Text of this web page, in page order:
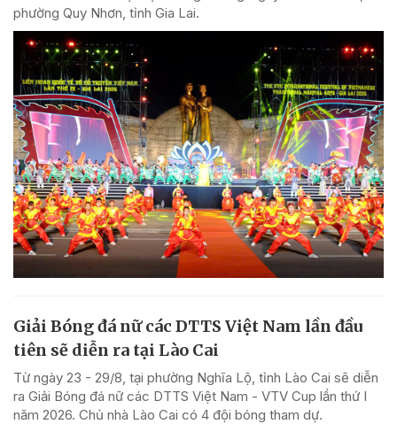
phường Quy Nhơn, tỉnh Gia Lai.
Giải Bóng đá nữ các DTTS Việt Nam lần đầu
tiên sẽ diễn ra tại Lào Cai
Từ ngày 23 - 29/8, tại phường Nghĩa Lộ, tỉnh Lào Cai sẽ diễn
ra Giải Bóng đá nữ các DTTS Việt Nam - VTV Cup lần thứ I
năm 2026. Chủ nhà Lào Cai có 4 đội bóng tham dự.